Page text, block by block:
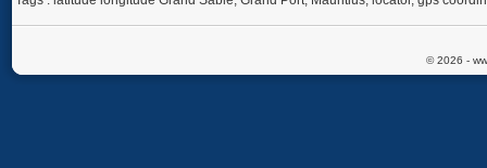
© 2026 -